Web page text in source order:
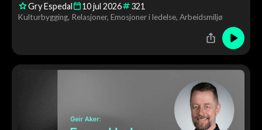
hvorfor verdiarbeid handler om langt mer enn ord på
veggen.
Gry Espedal 10jul 2026 321
Kulturbygging Relasjoner Emosjoner i ledelse Arbeidsmiljø